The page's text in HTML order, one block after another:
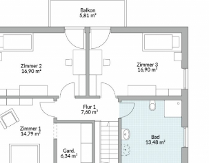
P. und J. Kraft